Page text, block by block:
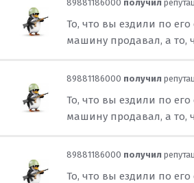
89881186000 получил
То, что вы ездили по
машину продавал, а то,
89881186000 получил
То, что вы ездили по
машину продавал, а то,
89881186000 получил
То, что вы ездили по